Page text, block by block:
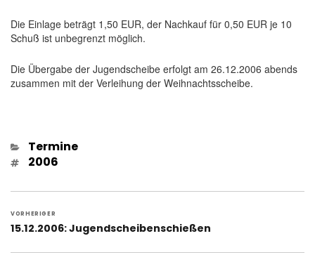
Die Einlage beträgt 1,50 EUR, der Nachkauf für 0,50 EUR je 10
Schuß ist unbegrenzt möglich.
Die Übergabe der Jugendscheibe erfolgt am 26.12.2006 abends
zusammen mit der Verleihung der Weihnachtsscheibe.
Kategorien
Termine
Schlagwörter
2006
VORHERIGER
Vorheriger
15.12.2006: Jugendscheibenschießen